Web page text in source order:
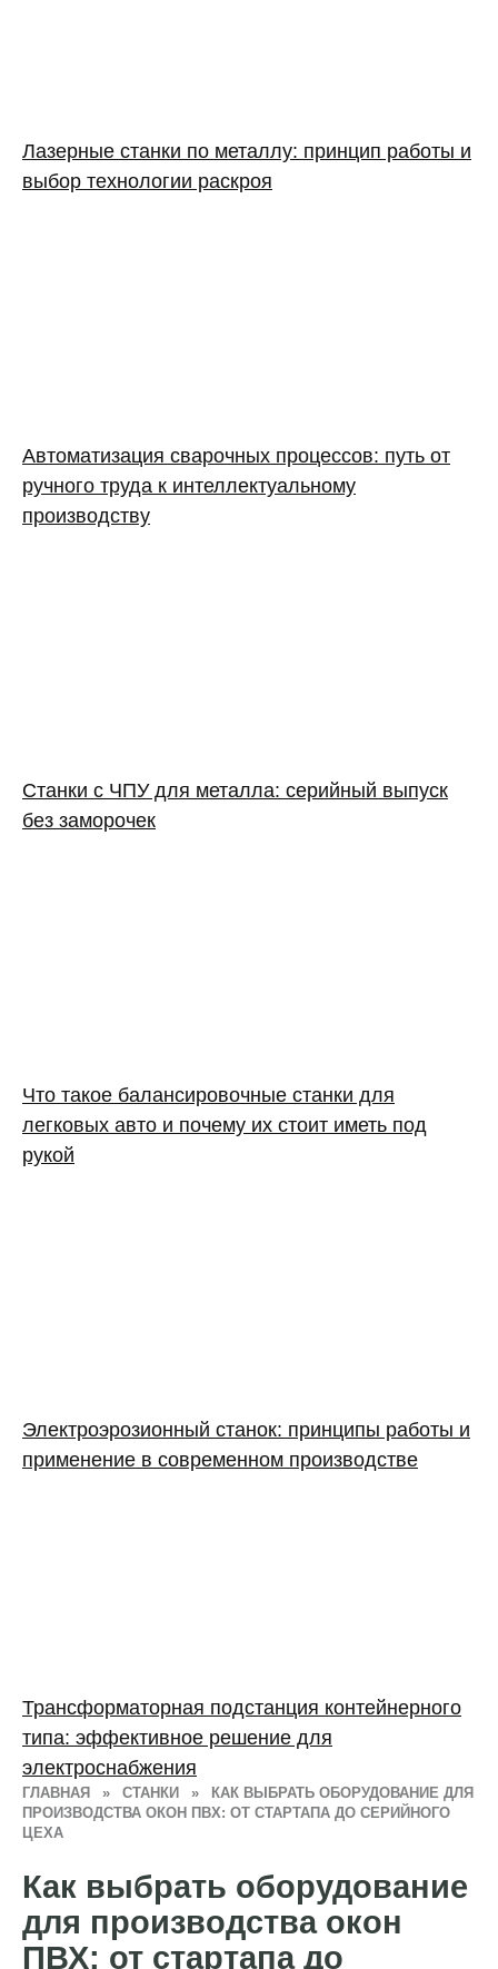
ГЛАВНАЯ » СТАНКИ »
КАК ВЫБРАТЬ ОБОРУДОВАНИЕ ДЛЯ
ПРОИЗВОДСТВА ОКОН ПВХ: ОТ СТАРТАПА ДО СЕРИЙНОГО
ЦЕХА
Как выбрать оборудование
для производства окон
ПВХ: от стартапа до
Лазерные станки по металлу: принцип работы и
выбор технологии раскроя
Автоматизация сварочных процессов: путь от
ручного труда к интеллектуальному
производству
Станки с ЧПУ для металла: серийный выпуск
без заморочек
Что такое балансировочные станки для
легковых авто и почему их стоит иметь под
рукой
Электроэрозионный станок: принципы работы и
применение в современном производстве
Трансформаторная подстанция контейнерного
типа: эффективное решение для
электроснабжения